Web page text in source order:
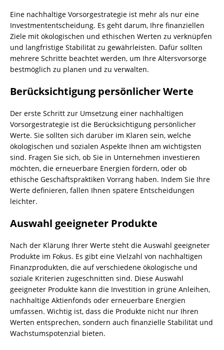
Eine nachhaltige Vorsorgestrategie ist mehr als nur eine
Investmententscheidung. Es geht darum, Ihre finanziellen
Ziele mit ökologischen und ethischen Werten zu verknüpfen
und langfristige Stabilität zu gewährleisten. Dafür sollten
mehrere Schritte beachtet werden, um Ihre Altersvorsorge
bestmöglich zu planen und zu verwalten.
Berücksichtigung persönlicher Werte
Der erste Schritt zur Umsetzung einer nachhaltigen
Vorsorgestrategie ist die Berücksichtigung persönlicher
Werte. Sie sollten sich darüber im Klaren sein, welche
ökologischen und sozialen Aspekte Ihnen am wichtigsten
sind. Fragen Sie sich, ob Sie in Unternehmen investieren
möchten, die erneuerbare Energien fördern, oder ob
ethische Geschäftspraktiken Vorrang haben. Indem Sie Ihre
Werte definieren, fallen Ihnen spätere Entscheidungen
leichter.
Auswahl geeigneter Produkte
Nach der Klärung Ihrer Werte steht die Auswahl geeigneter
Produkte im Fokus. Es gibt eine Vielzahl von nachhaltigen
Finanzprodukten, die auf verschiedene ökologische und
soziale Kriterien zugeschnitten sind. Diese Auswahl
geeigneter Produkte kann die Investition in grüne Anleihen,
nachhaltige Aktienfonds oder erneuerbare Energien
umfassen. Wichtig ist, dass die Produkte nicht nur Ihren
Werten entsprechen, sondern auch finanzielle Stabilität und
Wachstumspotenzial bieten.